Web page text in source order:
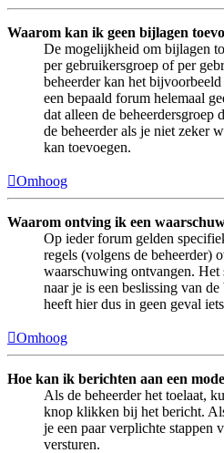
Waarom kan ik geen bijlagen
De mogelijkheid om bijlagen
per gebruikersgroep of per
beheerder kan het
een bepaald forum helemaal
dat alleen de beheerdersgroep
de beheerder als je niet zeker
kan toevoegen.
Omhoog
Waarom ontving ik een
Op ieder forum gelden
regels (volgens de beheerder)
waarschuwing ontvangen.
naar je is een beslissing van
heeft hier dus in geen geval
Omhoog
Hoe kan ik berichten aan een
Als de beheerder het toelaat,
knop klikken bij het bericht.
je een paar verplichte stappen
versturen.